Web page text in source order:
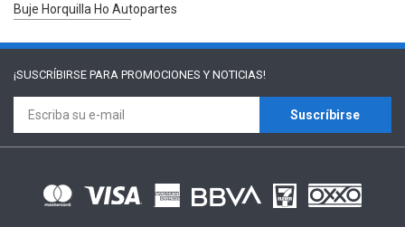
Buje Horquilla Ho Autopartes
¡SUSCRÍBIRSE PARA PROMOCIONES Y NOTICIAS!
Suscríbirse